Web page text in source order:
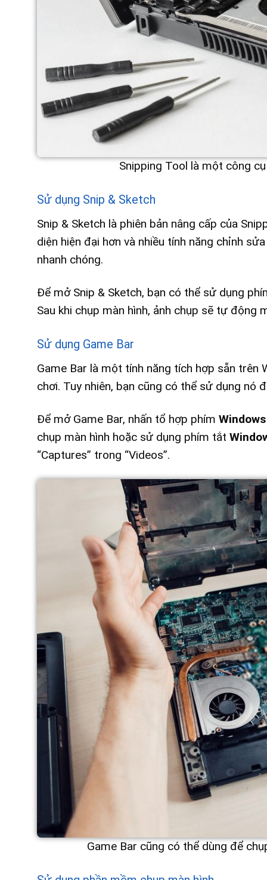
Snipping Tool là một công
Sử dụng Snip & Sketch
Snip & Sketch là phiên bản nâng cấp của
diện hiện đại hơn và nhiều tính năng chỉnh
nhanh chóng.
Để mở Snip & Sketch, bạn có thể sử dụng
Sau khi chụp màn hình, ảnh chụp sẽ tự
Sử dụng Game Bar
Game Bar là một tính năng tích hợp sẵn
chơi. Tuy nhiên, bạn cũng có thể sử dụng nó
Để mở Game Bar, nhấn tổ hợp phím
chụp màn hình hoặc sử dụng phím tắt
“Captures” trong “Videos”.
Game Bar cũng có thể dùng để